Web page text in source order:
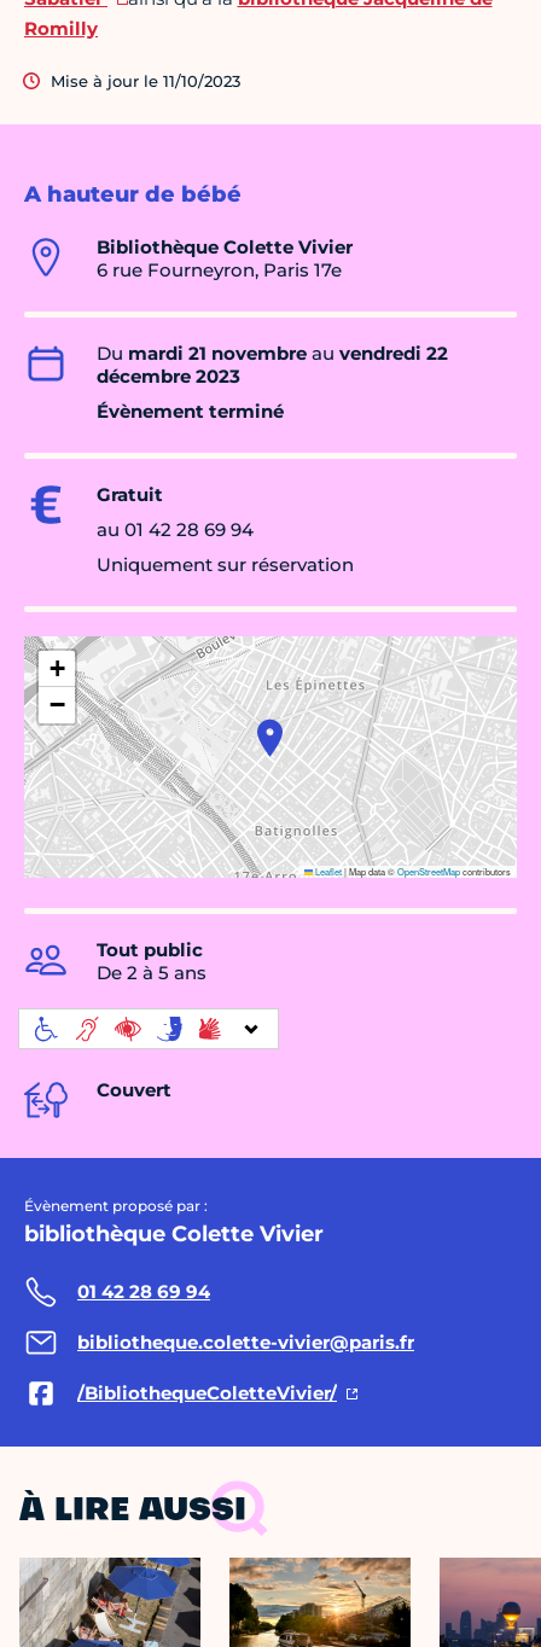
A hauteur de bébé
Bibliothèque Colette Vivier
6 rue Fourneyron, Paris 17e
Du mardi 21 novembre au vendredi 22
décembre 2023
Évènement terminé
Gratuit
au 01 42 28 69 94
Uniquement sur réservation
+
−
Leaflet|Map data ©OpenStreetMapcontributors
Tout public
De 2 à 5 ans
Couvert
Évènement proposé par :
bibliothèque Colette Vivier
01 42 28 69 94
bibliotheque.colette-vivier@paris.fr
/BibliothequeColetteVivier/
Romilly
Mise à jour le 11/10/2023
À LIRE AUSSI